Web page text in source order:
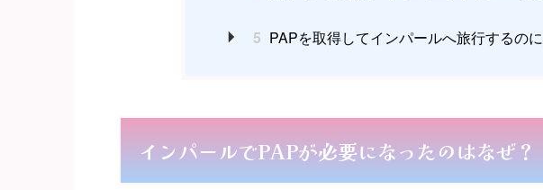
5 PAPを取得してインパールへ旅行するの
インパールでPAPが必要になったのはなぜ？